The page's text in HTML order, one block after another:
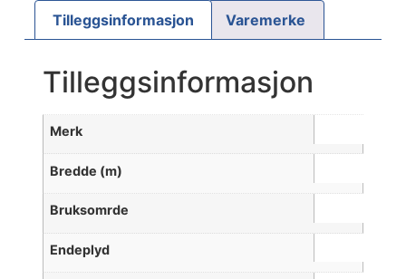
Tilleggsinformasjon Varemerke
Tilleggsinformasjon
Merk
Bredde (m)
Bruksomrde
Endeplyd